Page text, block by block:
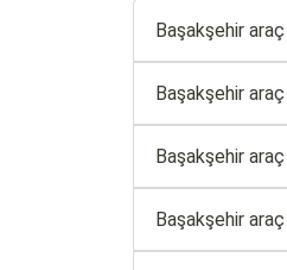
Başakşehir
Başakşehir
Başakşehir
Başakşehir